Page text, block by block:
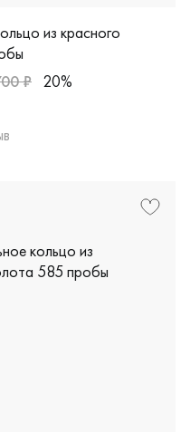
из красного
₽ 20%